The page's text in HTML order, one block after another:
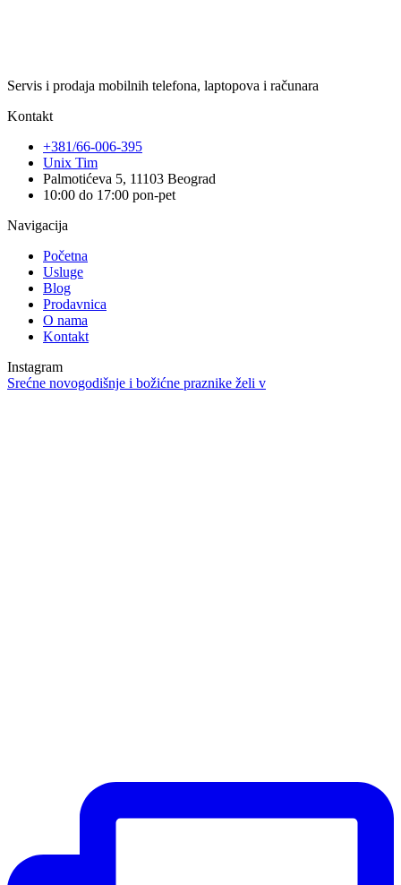
Servis i prodaja mobilnih telefona, laptopova i računara
Kontakt
+381/66-006-395
Unix Tim
Palmotićeva 5, 11103 Beograd
10:00 do 17:00 pon-pet
Navigacija
Početna
Usluge
Blog
Prodavnica
O nama
Kontakt
Instagram
Srećne novogodišnje i božićne praznike želi v